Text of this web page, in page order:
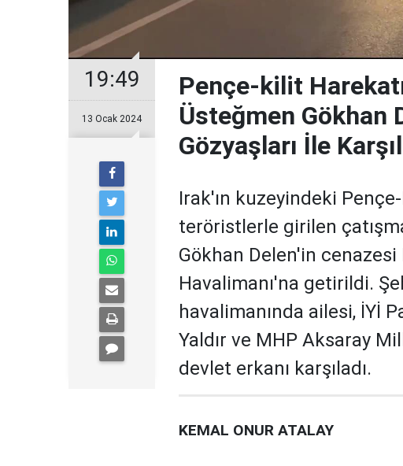
19:49
13 Ocak 2024
Pençe-kilit
Üsteğmen Gökhan
Gözyaşları İle
Irak'ın kuzeyindeki
teröristlerle girilen
Gökhan Delen'in
Havalimanı'na getirildi.
havalimanında ailesi, İYİ
Yaldır ve MHP Aksaray
devlet erkanı karşıladı.
KEMAL ONUR ATALAY